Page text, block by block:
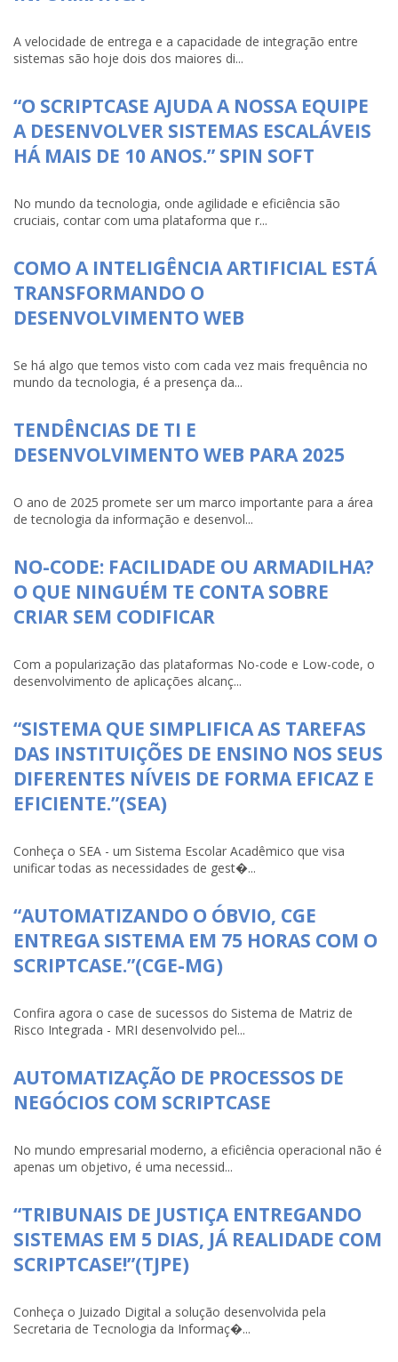
A velocidade de entrega e a capacidade de integração entre
sistemas são hoje dois dos maiores di...
“O SCRIPTCASE AJUDA A NOSSA EQUIPE
A DESENVOLVER SISTEMAS ESCALÁVEIS
HÁ MAIS DE 10 ANOS.” SPIN SOFT
No mundo da tecnologia, onde agilidade e eficiência são
cruciais, contar com uma plataforma que r...
COMO A INTELIGÊNCIA ARTIFICIAL ESTÁ
TRANSFORMANDO O
DESENVOLVIMENTO WEB
Se há algo que temos visto com cada vez mais frequência no
mundo da tecnologia, é a presença da...
TENDÊNCIAS DE TI E
DESENVOLVIMENTO WEB PARA 2025
O ano de 2025 promete ser um marco importante para a área
de tecnologia da informação e desenvol...
NO-CODE: FACILIDADE OU ARMADILHA?
O QUE NINGUÉM TE CONTA SOBRE
CRIAR SEM CODIFICAR
Com a popularização das plataformas No-code e Low-code, o
desenvolvimento de aplicações alcanç...
“SISTEMA QUE SIMPLIFICA AS TAREFAS
DAS INSTITUIÇÕES DE ENSINO NOS SEUS
DIFERENTES NÍVEIS DE FORMA EFICAZ E
EFICIENTE.”(SEA)
Conheça o SEA - um Sistema Escolar Acadêmico que visa
unificar todas as necessidades de gest�...
“AUTOMATIZANDO O ÓBVIO, CGE
ENTREGA SISTEMA EM 75 HORAS COM O
SCRIPTCASE.”(CGE-MG)
Confira agora o case de sucessos do Sistema de Matriz de
Risco Integrada - MRI desenvolvido pel...
AUTOMATIZAÇÃO DE PROCESSOS DE
NEGÓCIOS COM SCRIPTCASE
No mundo empresarial moderno, a eficiência operacional não é
apenas um objetivo, é uma necessid...
“TRIBUNAIS DE JUSTIÇA ENTREGANDO
SISTEMAS EM 5 DIAS, JÁ REALIDADE COM
SCRIPTCASE!”(TJPE)
Conheça o Juizado Digital a solução desenvolvida pela
Secretaria de Tecnologia da Informaç�...